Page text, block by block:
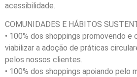
acessibilidade.
COMUNIDADES E HÁBITOS
• 100% dos shoppings promovendo e
viabilizar a adoção de práticas
pelos nossos clientes.
• 100% dos shoppings apoiando pelo